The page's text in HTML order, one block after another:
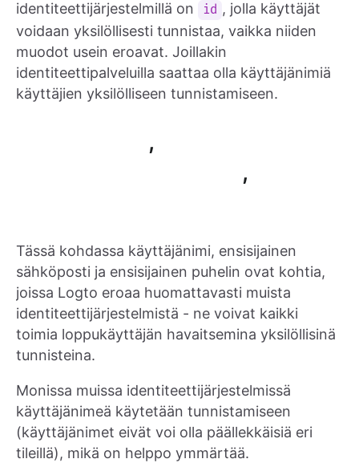
identiteettijärjestelmillä on
id , jolla käyttäjät
voidaan yksilöllisesti tunnistaa, vaikka niiden
muodot usein eroavat. Joillakin
identiteettipalveluilla saattaa olla käyttäjänimiä
käyttäjien yksilölliseen tunnistamiseen.
,
,
Tässä kohdassa käyttäjänimi, ensisijainen
sähköposti ja ensisijainen puhelin ovat kohtia,
joissa Logto eroaa huomattavasti muista
identiteettijärjestelmistä - ne voivat kaikki
toimia loppukäyttäjän havaitsemina yksilöllisinä
tunnisteina.
Monissa muissa identiteettijärjestelmissä
käyttäjänimeä käytetään tunnistamiseen
(käyttäjänimet eivät voi olla päällekkäisiä eri
tileillä), mikä on helppo ymmärtää.